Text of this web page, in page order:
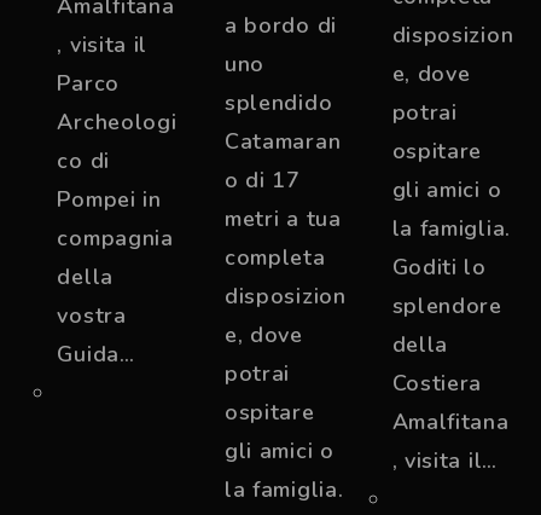
Amalfitana
, visita il
Parco
Archeologi
co di
Pompei in
compagnia
della
vostra
Guida…
a bordo di
uno
splendido
Catamaran
o di 17
metri a tua
completa
disposizion
e, dove
potrai
ospitare
gli amici o
la famiglia.
disposizion
e, dove
potrai
ospitare
gli amici o
la famiglia.
Goditi lo
splendore
della
Costiera
Amalfitana
, visita il…